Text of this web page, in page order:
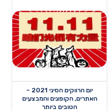
יום הרווקים הסיני 2021 –
האתרים, הקופונים והמבצעים
הטובים ביותר